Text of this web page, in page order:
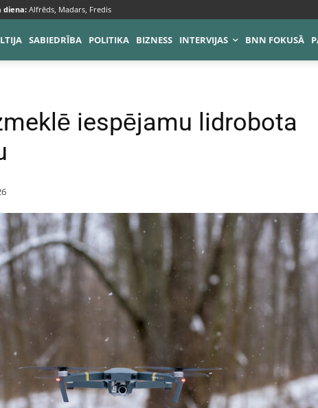
diena:Alfrēds, Madars, Fredis
SABIEDRĪBA POLITIKA BIZNESS INTERVIJAS BNN FOKUSĀ
iespējamu lidrobota